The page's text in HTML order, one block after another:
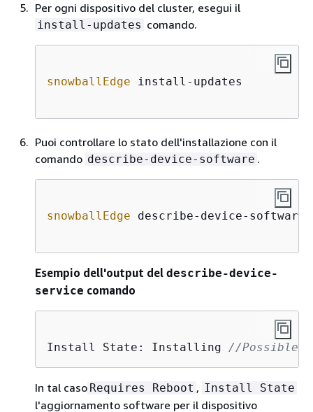
Per ogni dispositivo del cluster, esegui il
install-updates comando.
snowballEdge install-
Puoi controllare lo stato dell'installazione con il
comando describe-device-software .
snowballEdge describe-
Esempio dell'output del describe-device-
service comando
Install State: Installing //Possible
In tal caso Requires Reboot , Install State
l'aggiornamento software per il dispositivo